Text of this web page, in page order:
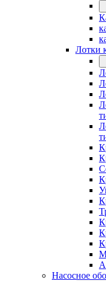
Лотки
Насосное